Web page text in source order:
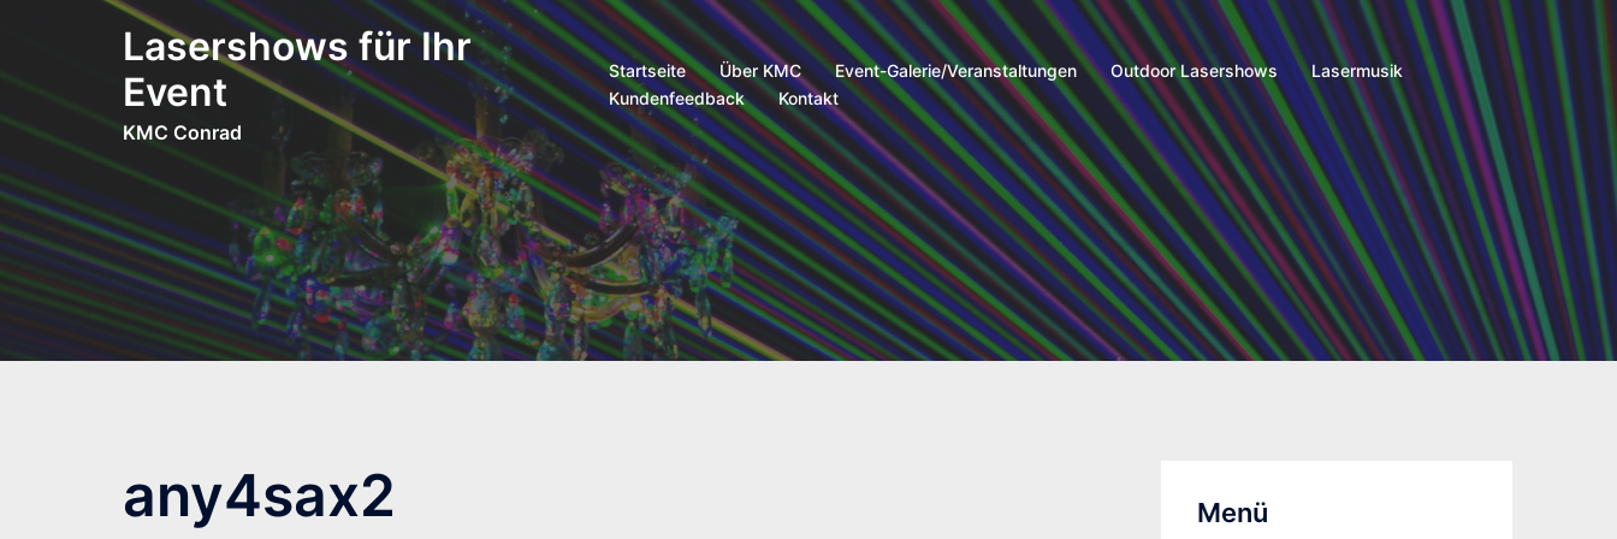
Lasershows für Ihr
Event
KMC Conrad
Startseite Über KMC Event-Galerie/Veranstaltungen Outdoor Lasershows
Lasermusik
Kundenfeedback
Kontakt
any4sax2 Menü